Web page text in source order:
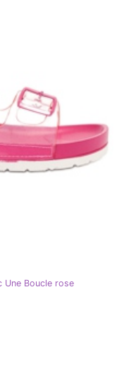
Une Boucle rose